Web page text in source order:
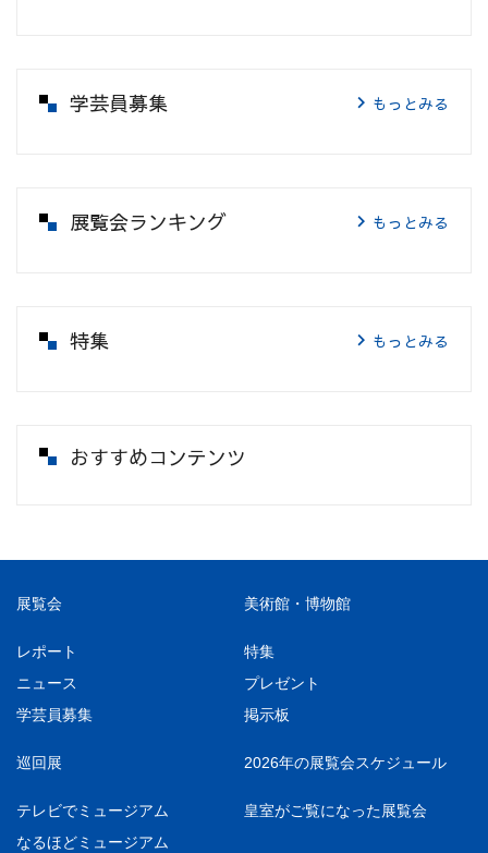
学芸員募集 もっとみる
展覧会ランキング もっとみる
特集 もっとみる
おすすめコンテンツ
展覧会 美術館・博物館
レポート
特集
ニュース
プレゼント
学芸員募集
掲示板
巡回展 2026年の展覧会スケジュール
テレビでミュージアム
皇室がご覧になった展覧会
なるほどミュージアム